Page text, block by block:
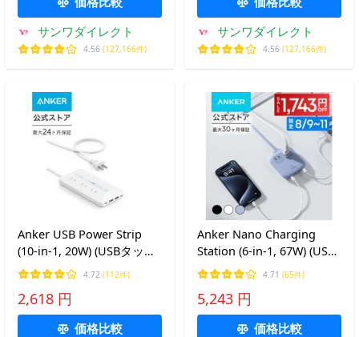
サンワダイレクト
4.56 (127,166件)
サンワダイレクト
4.56 (127,166件)
Anker USB Power Strip
(10-in-1, 20W) (USBタップ
電源タップ AC差込口/USB-
C/USB-A/延長コード 1.5m)
【PSE技術基準適合】
4.72 (112件)
2,618 円
価格比較
Anker Nano Charging
Station (6-in-1, 67W) (USB
タップ 電源タップ AC差込
口 2口 USB-C 2ポート
USB-A 2ポート 延長コード
1.5m)
4.71 (65件)
5,243 円
価格比較